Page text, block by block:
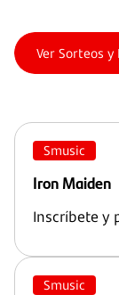
Ver Sorteos y
Smusic
Iron Maiden
Inscríbete y
Smusic